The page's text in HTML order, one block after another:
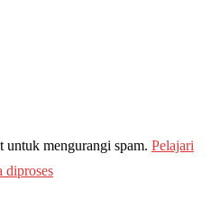
untuk mengurangi spam. Pelajari
diproses